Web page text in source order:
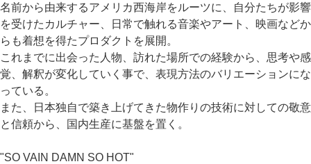
名前から由来するアメリカ西海岸をルーツに、自分たちが影響
を受けたカルチャー、日常で触れる音楽やアート、映画などか
らも着想を得たプロダクトを展開。
これまでに出会った人物、訪れた場所での経験から、思考や感
覚、解釈が変化していく事で、表現方法のバリエーションにな
っている。
また、日本独自で築き上げてきた物作りの技術に対しての敬意
と信頼から、国内生産に基盤を置く。
"SO VAIN DAMN SO HOT"